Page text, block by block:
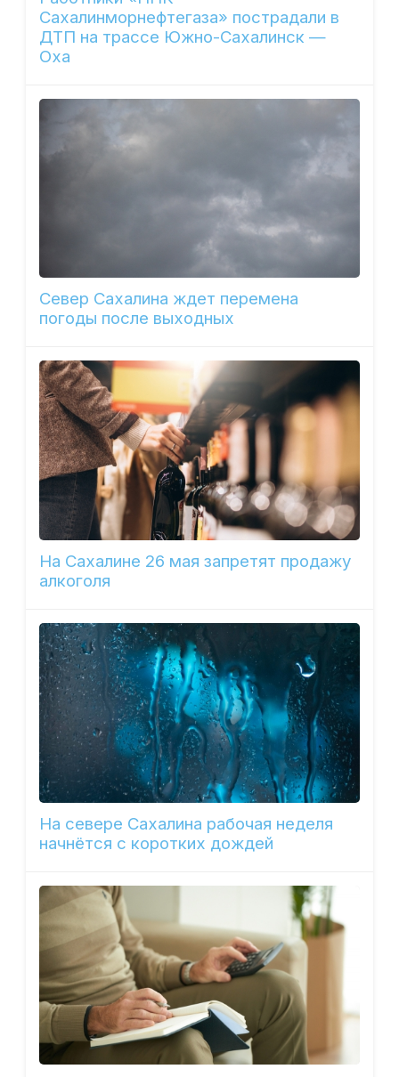
Сахалинморнефтегаза» пострадали в
ДТП на трассе Южно-Сахалинск —
Оха
Север Сахалина ждет перемена
погоды после выходных
На Сахалине 26 мая запретят продажу
алкоголя
На севере Сахалина рабочая неделя
начнётся с коротких дождей